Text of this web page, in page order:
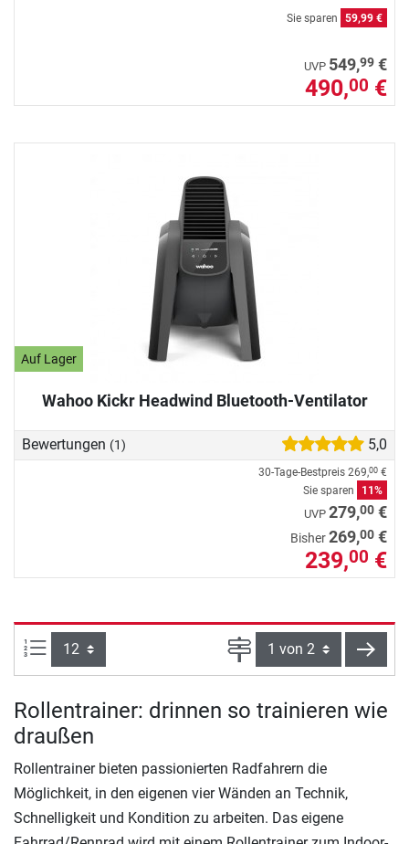
Sie sparen 59,99 €
UVP 549,99 €
490,00 €
Auf Lager
Wahoo Kickr Headwind Bluetooth-Ventilator
Bewertungen (1) 5,0
30-Tage-Bestpreis 269,00 €
Sie sparen
11%
UVP 279,00 €
Bisher269,00 €
239,00 €
Artikel pro Seite: Seite
Rollentrainer: drinnen so trainieren wie
draußen
Rollentrainer bieten passionierten Radfahrern die
Möglichkeit, in den eigenen vier Wänden an Technik,
Schnelligkeit und Kondition zu arbeiten. Das eigene